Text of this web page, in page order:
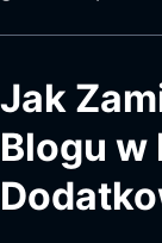
Jak
Blogu w